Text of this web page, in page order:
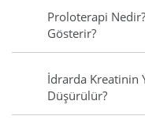
Proloterapi
Gösterir?
İdrarda Kreatinin
Düşürülür?